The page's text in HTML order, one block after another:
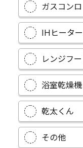
ガスコンロ
IHヒーター
レンジフ
浴室乾燥機
乾太くん
その他